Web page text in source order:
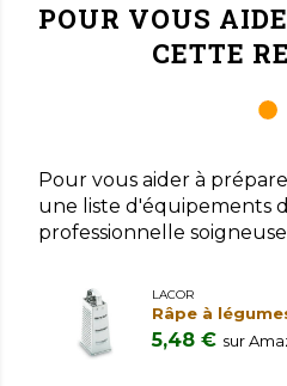
POUR VOUS
CETTE
Pour vous aider à
une liste d'équipements
professionnelle
LACOR
Râpe à
5,48 € sur